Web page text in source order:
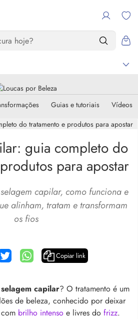
Guias e tutoriais Vídeos
guia completo do
para apostar
capilar, como funciona e
alinham, tratam e transformam
os fios
Copiar link
selagem capilar? O tratamento é um
de beleza, conhecido por deixar
brilho intenso e livres do frizz.